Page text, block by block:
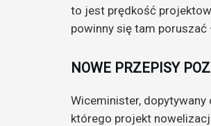
to jest prędkość
powinny się tam poruszać
NOWE PRZEPISY
Wiceminister, dopytywany
którego projekt